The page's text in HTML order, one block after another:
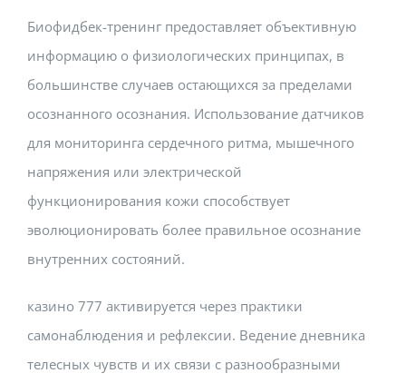
Биофидбек-тренинг предоставляет объективную
информацию о физиологических принципах, в
большинстве случаев остающихся за пределами
осознанного осознания. Использование датчиков
для мониторинга сердечного ритма, мышечного
напряжения или электрической
функционирования кожи способствует
эволюционировать более правильное осознание
внутренних состояний.
казино 777 активируется через практики
самонаблюдения и рефлексии. Ведение дневника
телесных чувств и их связи с разнообразными